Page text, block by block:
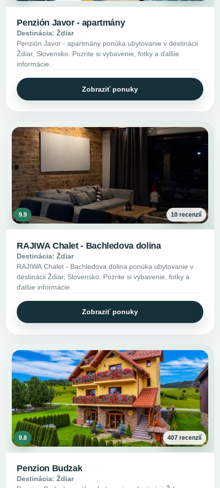
Penzión Javor - apartmány
Destinácia: Ždiar
Penzión Javor - apartmány ponúka ubytovanie v destinácii
Ždiar, Slovensko. Pozrite si vybavenie, fotky a ďalšie
informácie.
Zobraziť ponuky
9.9 10 recenzií
RAJIWA Chalet - Bachledova dolina
Destinácia: Ždiar
RAJIWA Chalet - Bachledova dolina ponúka ubytovanie v
destinácii Ždiar, Slovensko. Pozrite si vybavenie, fotky a
ďalšie informácie.
Zobraziť ponuky
9.8 407 recenzií
Penzion Budzak
Destinácia: Ždiar